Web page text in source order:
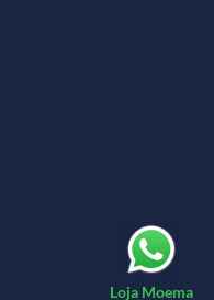
Loja Moema